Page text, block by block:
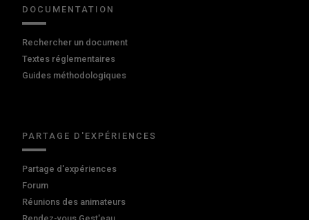
DOCUMENTATION
Rechercher un document
Textes réglementaires
Guides méthodologiques
PARTAGE D'EXPÉRIENCES
Partage d'expériences
Forum
Réunions des animateurs